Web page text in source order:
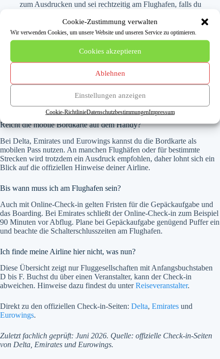
Cookie-Zustimmung verwalten
Wir verwenden Cookies, um unsere Website und unseren Service zu optimieren.
Cookies akzeptieren
Ablehnen
Einstellungen anzeigen
Cookie-RichtlinieDatenschutzbestimmungenImpressum
zum Ausdrucken und sei rechtzeitig am Flughafen, falls du
Häufige Fragen
Welche Daten brauche ich für den Online-Check-in?
In der Regel benötigst du deinen Buchungscode oder deine
Ticketnummer und deinen Nachnamen. Bei internationalen Flügen
kommen meist Reisedokumente wie die Passnummer hinzu. Die
genaue Liste findest du auf der jeweiligen Airline-Unterseite.
Reicht die mobile Bordkarte auf dem Handy?
Bei Delta, Emirates und Eurowings kannst du die Bordkarte als
mobilen Pass nutzen. An manchen Flughäfen oder für bestimmte
Strecken wird trotzdem ein Ausdruck empfohlen, daher lohnt sich ein
Blick auf die offiziellen Hinweise deiner Airline.
Bis wann muss ich am Flughafen sein?
Auch mit Online-Check-in gelten Fristen für die Gepäckaufgabe und
das Boarding. Bei Emirates schließt der Online-Check-in zum Beispiel
90 Minuten vor Abflug. Plane bei Gepäckaufgabe genügend Puffer ein
und beachte die Schalterschlusszeiten am Flughafen.
Ich finde meine Airline hier nicht, was nun?
Diese Übersicht zeigt nur Fluggesellschaften mit Anfangsbuchstaben
D bis F. Buchst du über einen Veranstalter, kann der Check-in
abweichen. Hinweise dazu findest du unterReiseveranstalter.
Direkt zu den offiziellen Check-in-Seiten: Delta, Emirates und
Eurowings.
Zuletzt fachlich geprüft: Juni 2026. Quelle: offizielle Check-in-Seiten
von Delta, Emirates und Eurowings.